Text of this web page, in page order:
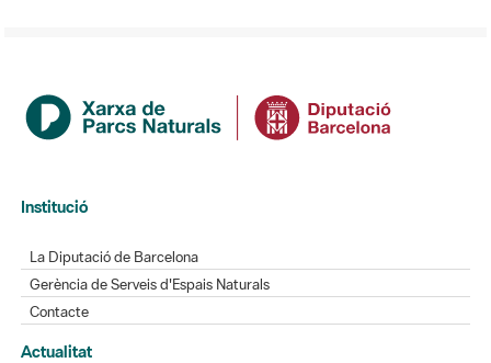
Institució
La Diputació de Barcelona
Gerència de Serveis d'Espais Naturals
Contacte
Actualitat